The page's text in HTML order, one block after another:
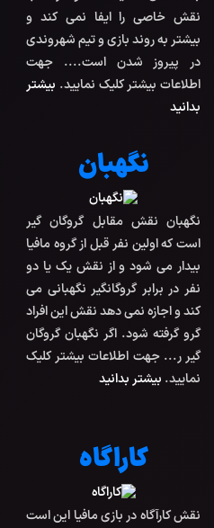
نقش خاصی را ایفا نمی کند و
بیشتر به روند بازی و تیم شهروندی
در پیروز شدن است.... جهت
اطلاعات بیشتر کلیک نمایید. بیشتر
بدانید
نگهبان
نگهبان نقش مقابل گروگان گیر
است که اولین نفر قبل از گروه مافیا
بیدار می شود و از نقش یک یا دو
نفر در برابر گروگانگیر نگهبانی می
کند و اجازه نمی دهد نقش این افراد
گرو گرفته شود. اگر نگهبان گروگان
گیر ر... جهت اطلاعات بیشتر کلیک
نمایید. بیشتر بدانید
کاراگاه
نقش کارآگاه در بازی مافیا این است